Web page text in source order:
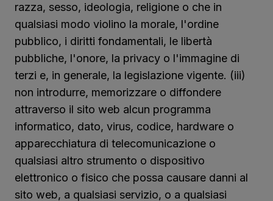
razza, sesso, ideologia, religione o che in
qualsiasi modo violino la morale, l'ordine
pubblico, i diritti fondamentali, le libertà
pubbliche, l'onore, la privacy o l'immagine di
terzi e, in generale, la legislazione vigente. (iii)
non introdurre, memorizzare o diffondere
attraverso il sito web alcun programma
informatico, dato, virus, codice, hardware o
apparecchiatura di telecomunicazione o
qualsiasi altro strumento o dispositivo
elettronico o fisico che possa causare danni al
sito web, a qualsiasi servizio, o a qualsiasi